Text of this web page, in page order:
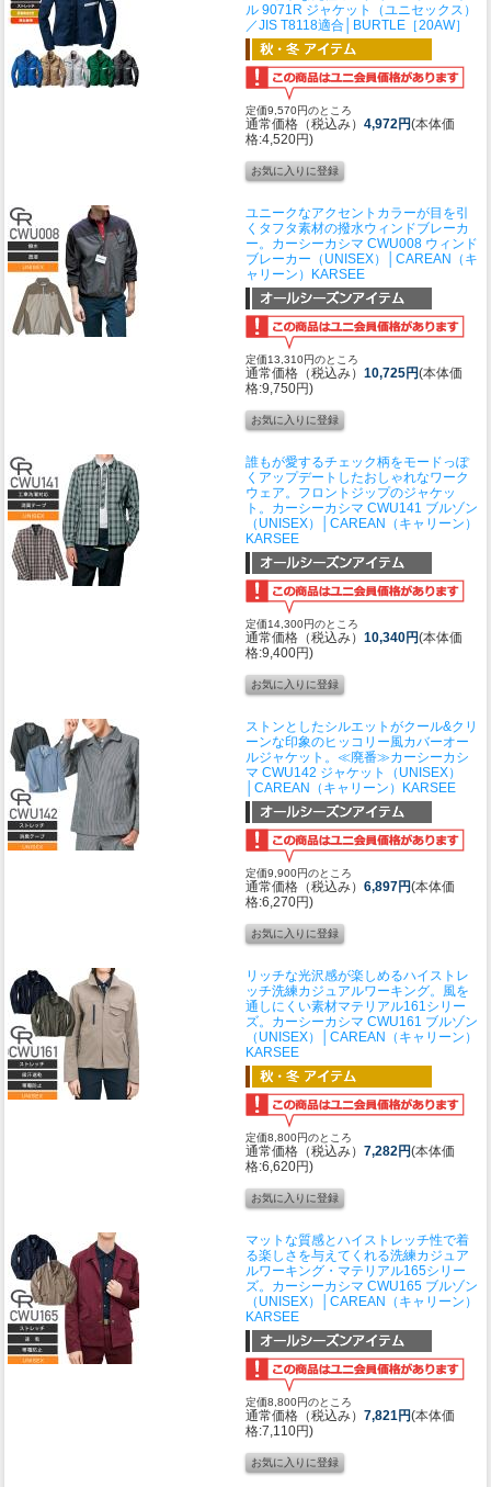
ル 9071R ジャケット（ユニセックス）
／JIS T8118適合│BURTLE［20AW］
定価9,570円のところ
通常価格（税込み） 4,972円(本体価
格:4,520円)
ユニークなアクセントカラーが目を引
くタフタ素材の撥水ウィンドブレーカ
ー。 カーシーカシマ CWU008 ウィンド
ブレーカー（UNISEX）│CAREAN（キ
ャリーン）KARSEE
定価13,310円のところ
通常価格（税込み） 10,725円(本体価
格:9,750円)
誰もが愛するチェック柄をモードっぽ
くアップデートしたおしゃれなワーク
ウェア。フロントジップのジャケッ
ト。 カーシーカシマ CWU141 ブルゾン
（UNISEX）│CAREAN（キャリーン）
KARSEE
定価14,300円のところ
通常価格（税込み） 10,340円(本体価
格:9,400円)
ストンとしたシルエットがクール&クリ
ーンな印象のヒッコリー風カバーオー
ルジャケット。 ≪廃番≫カーシーカシ
マ CWU142 ジャケット（UNISEX）
│CAREAN（キャリーン）KARSEE
定価9,900円のところ
通常価格（税込み） 6,897円(本体価
格:6,270円)
リッチな光沢感が楽しめるハイストレ
ッチ洗練カジュアルワーキング。風を
通しにくい素材マテリアル161シリー
ズ。 カーシーカシマ CWU161 ブルゾン
（UNISEX）│CAREAN（キャリーン）
KARSEE
定価8,800円のところ
通常価格（税込み） 7,282円(本体価
格:6,620円)
マットな質感とハイストレッチ性で着
る楽しさを与えてくれる洗練カジュア
ルワーキング・マテリアル165シリー
ズ。 カーシーカシマ CWU165 ブルゾン
（UNISEX）│CAREAN（キャリーン）
KARSEE
定価8,800円のところ
通常価格（税込み） 7,821円(本体価
格:7,110円)